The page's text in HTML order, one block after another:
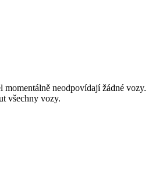
momentálně neodpovídají žádné vozy.
všechny vozy.